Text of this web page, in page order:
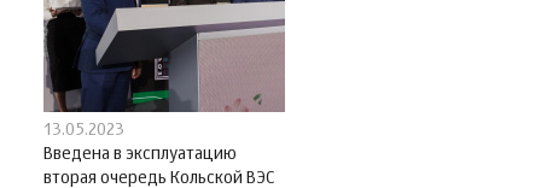
13.05.2023
Введена в эксплуатацию
вторая очередь Кольской ВЭС